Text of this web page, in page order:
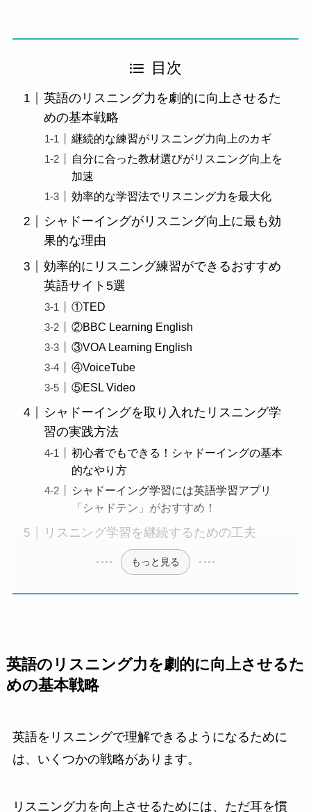
目次
英語のリスニング力を劇的に向上させるた
めの基本戦略
継続的な練習がリスニング力向上のカギ
自分に合った教材選びがリスニング向上を
加速
効率的な学習法でリスニング力を最大化
シャドーイングがリスニング向上に最も効
果的な理由
効率的にリスニング練習ができるおすすめ
英語サイト5選
①TED
②BBC Learning English
③VOA Learning English
④VoiceTube
⑤ESL Video
シャドーイングを取り入れたリスニング学
習の実践方法
初心者でもできる！シャドーイングの基本
的なやり方
シャドーイング学習には英語学習アプリ
「シャドテン」がおすすめ！
リスニング学習を継続するための工夫
もっと見る
英語のリスニング力を劇的に向上させるた
めの基本戦略
英語をリスニングで理解できるようになるために
は、いくつかの戦略があります。
リスニング力を向上させるためには、ただ耳を慣